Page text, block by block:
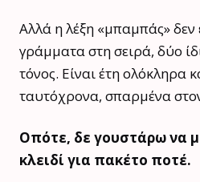
Αλλά η λέξη «μπαμπάς» δεν
γράμματα στη σειρά, δύο
τόνος. Είναι έτη ολόκληρα
ταυτόχρονα, σπαρμένα
Οπότε, δε γουστάρω να
κλειδί για πακέτο ποτέ.